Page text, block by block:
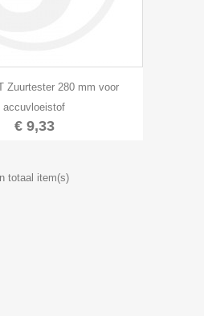
Snel bekijken
Zuurtester 280 mm voor
accuvloeistof
€ 9,33
totaal item(s)